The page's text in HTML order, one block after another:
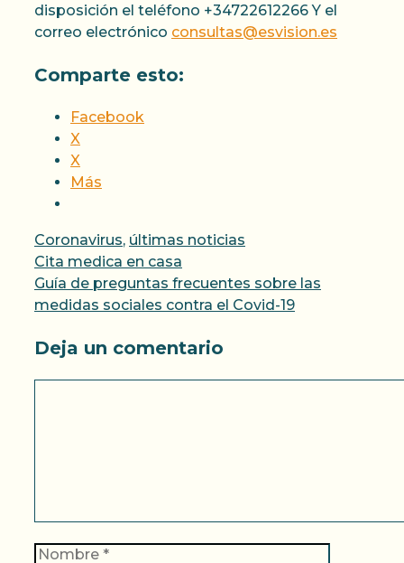
disposición el teléfono +34722612266 Y el
correo electrónico consultas@esvision.es
Comparte esto:
Facebook
X
X
Más
Categorías
Coronavirus, últimas noticias
Cita medica en casa
Guía de preguntas frecuentes sobre las
medidas sociales contra el Covid-19
Deja un comentario
Nombre